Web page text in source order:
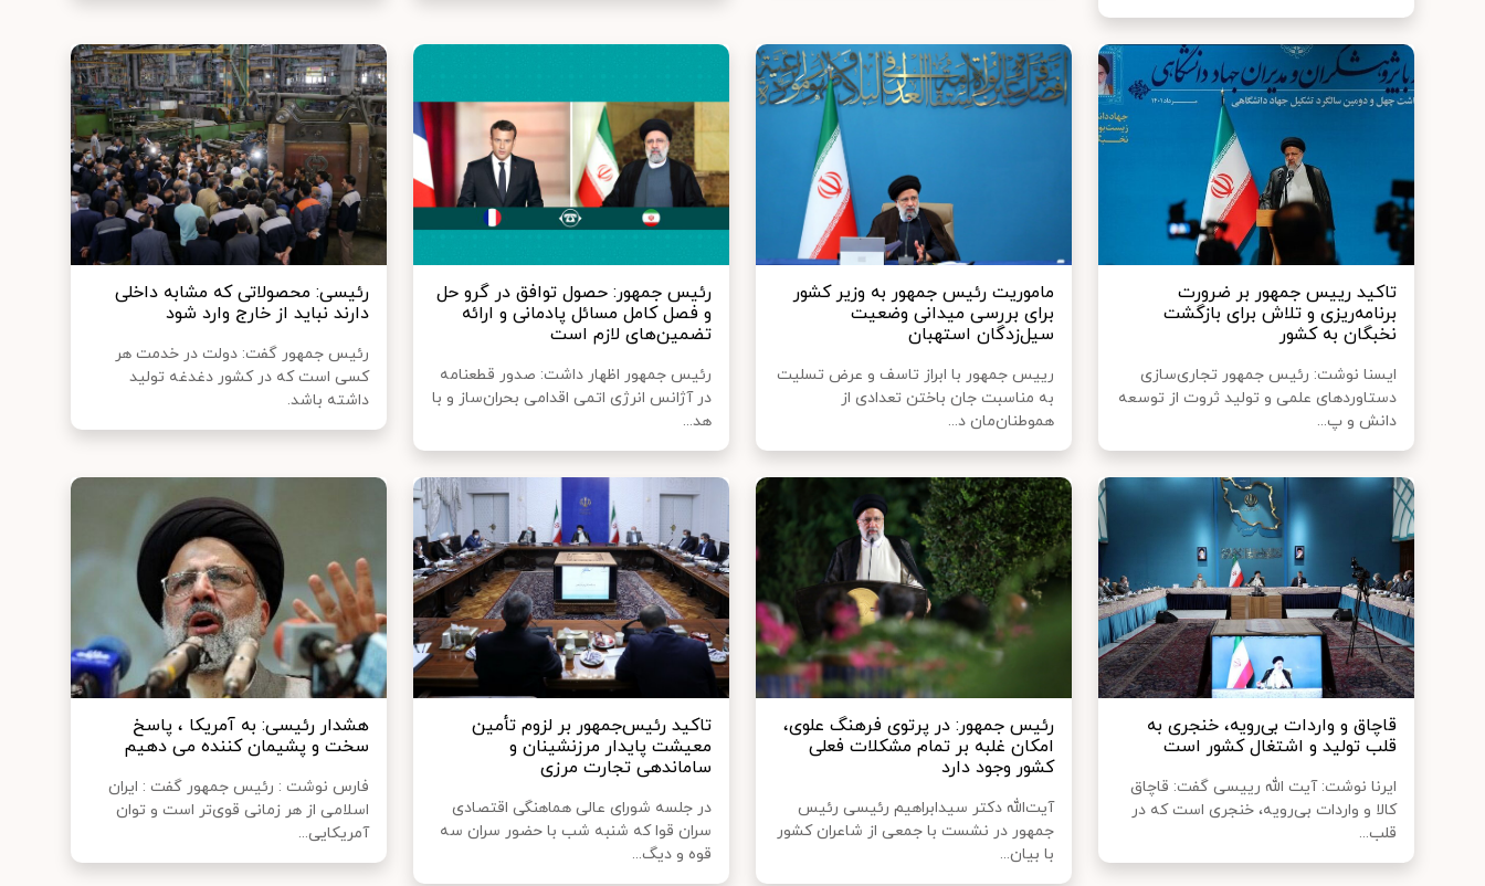
تاکید رییس جمهور بر ضرورت
برنامه‌ریزی و تلاش برای بازگشت
نخبگان به کشور
ایسنا نوشت: رئیس جمهور تجاری‌سازی
دستاوردهای علمی و تولید ثروت از توسعه
دانش و پ...
ماموریت رئیس جمهور به وزیر کشور
برای بررسی میدانی وضعیت
سیل‌زدگان استهبان
رییس جمهور با ابراز تاسف و عرض تسلیت
به مناسبت جان باختن تعدادی از
هموطنان‌مان د...
رئیس جمهور: حصول توافق در گرو حل
و فصل کامل مسائل پادمانی و ارائه
تضمین‌های لازم است
رئیس جمهور اظهار داشت: صدور قطعنامه
در آژانس انرژی اتمی اقدامی بحران‌ساز و با
هد...
رئیسی: محصولاتی که مشابه داخلی
دارند نباید از خارج وارد شود
رئیس جمهور گفت: دولت در خدمت هر
کسی است که در کشور دغدغه تولید
داشته باشد.
قاچاق و واردات بی‌رویه، خنجری به
قلب تولید و اشتغال کشور است
ایرنا نوشت: آیت الله رییسی گفت: قاچاق
کالا و واردات بی‌رویه، خنجری است که در
قلب...
رئیس جمهور: در پرتوی فرهنگ علوی،
امکان غلبه بر تمام مشکلات فعلی
کشور وجود دارد
آیت‌الله دکتر سیدابراهیم رئیسی رئیس
جمهور در نشست با جمعی از شاعران کشور
با بیان...
تاکید رئیس‌جمهور بر لزوم تأمین
معیشت پایدار مرزنشینان و
ساماندهی تجارت مرزی
در جلسه شورای عالی هماهنگی اقتصادی
سران قوا که شنبه شب با حضور سران سه
قوه و دیگ...
هشدار رئیسی: به آمریکا ، پاسخ
سخت و پشیمان کننده می دهیم
فارس نوشت : رئیس جمهور گفت : ایران
اسلامی از هر زمانی قوی‌تر است و توان
آمریکایی...